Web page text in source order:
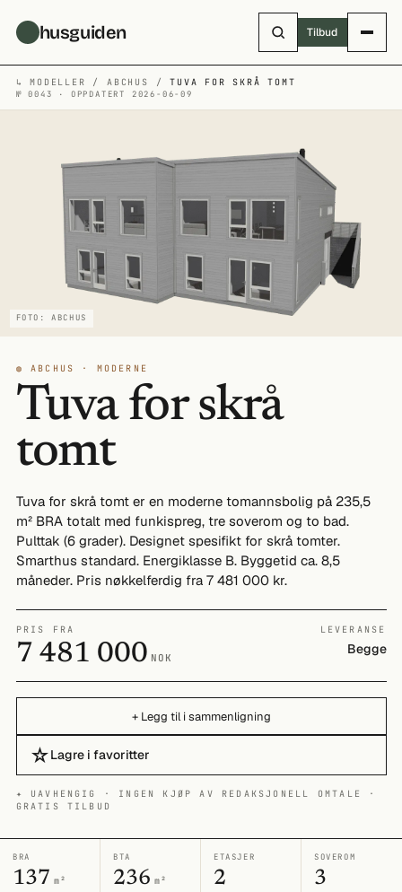
husguiden Tilbud
↳MODELLER / ABCHUS /TUVA FOR SKRÅ TOMT
№ 0043 · OPPDATERT 2026-06-09
FOTO: ABCHUS
◍ ABCHUS · MODERNE
Tuva for skrå
tomt
Tuva for skrå tomt er en moderne tomannsbolig på 235,5
m² BRA totalt med funkispreg, tre soverom og to bad.
Pulttak (6 grader). Designet spesifikt for skrå tomter.
Smarthus standard. Energiklasse B. Byggetid ca. 8,5
måneder. Pris nøkkelferdig fra 7 481 000 kr.
PRIS FRA
7 481 000 NOK
LEVERANSE
Begge
+ Legg til i sammenligning
☆Lagre i favoritter
✦ UAVHENGIG · INGEN KJØP AV REDAKSJONELL OMTALE ·
GRATIS TILBUD
BRA
137 m²
BTA
236 m²
ETASJER
2
SOVEROM
3